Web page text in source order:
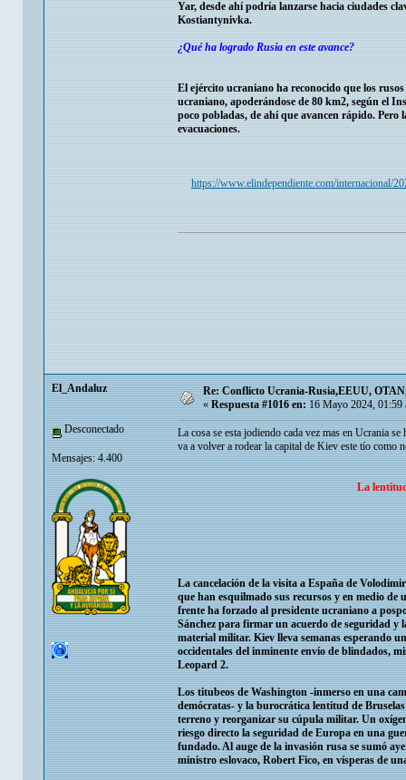
Yar, desde ahí podría lanzarse hacia ciudades
Kostiantynivka.
¿Qué ha logrado Rusia en este avance?
El ejército ucraniano ha reconocido que los
ucraniano, apoderándose de 80 km2, según el
poco pobladas, de ahí que avancen rápido. Pero
evacuaciones.
https://www.elindependiente.com/internacional/
El_Andaluz
Desconectado
Mensajes: 4.400
Re: Conflicto Ucrania-Rusia,EEUU,
«Respuesta #1016 en:16 Mayo 2024, 01:59
La cosa se esta jodiendo cada vez mas en Ucrania
va a volver a rodear la capital de Kiev este tío como
La
La cancelación de la visita a España de
que han esquilmado sus recursos y en medio de
frente ha forzado al presidente ucraniano a
Sánchez para firmar un acuerdo de seguridad y
material militar. Kiev lleva semanas esperando
occidentales del inminente envío de blindados,
Leopard 2.
Los titubeos de Washington -inmerso en una
demócratas- y la burocrática lentitud de
terreno y reorganizar su cúpula militar. Un
riesgo directo la seguridad de Europa en una
fundado. Al auge de la invasión rusa se sumó
ministro eslovaco, Robert Fico, en vísperas de